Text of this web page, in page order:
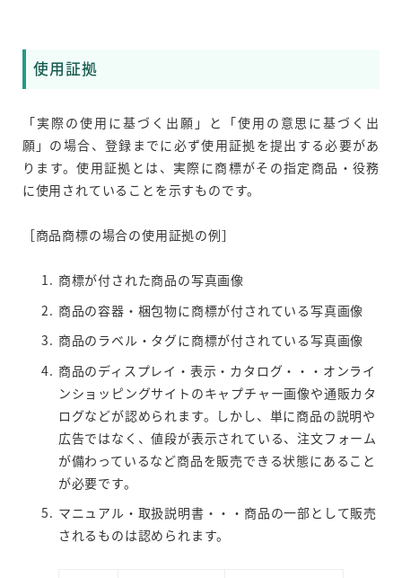
使用証拠
「実際の使用に基づく出願」と「使用の意思に基づく出
願」の場合、登録までに必ず使用証拠を提出する必要があ
ります。使用証拠とは、実際に商標がその指定商品・役務
に使用されていることを示すものです。
［商品商標の場合の使用証拠の例］
商標が付された商品の写真画像
商品の容器・梱包物に商標が付されている写真画像
商品のラベル・タグに商標が付されている写真画像
商品のディスプレイ・表示・カタログ・・・オンライ
ンショッピングサイトのキャプチャー画像や通販カタ
ログなどが認められます。しかし、単に商品の説明や
広告ではなく、値段が表示されている、注文フォーム
が備わっているなど商品を販売できる状態にあること
が必要です。
マニュアル・取扱説明書・・・商品の一部として販売
されるものは認められます。